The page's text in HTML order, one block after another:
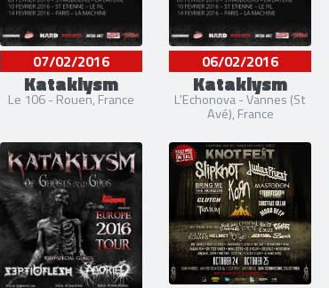
07/02/2016
Kataklysm
Le 106 - Rouen, France
06/02/2016
Kataklysm
L'Echonova - Vannes (St
Avé), France